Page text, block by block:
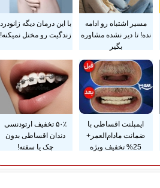
مسیر اشتباه رو ادامه
نده! تا دیر نشده مشاوره
بگیر
با این درمان دیگه زانودرد
زندگیت رو مختل نمیکنه!
ایمپلنت اقساطی با
ضمانت مادام‌العمر+
25% تخفیف ویژه
۵۰٪ تخفیف ارتودنسی
دندان اقساطی بدون
چک یا سفته!